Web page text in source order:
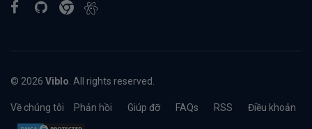
© 2026 Viblo . All rights reserved.
Về chúng tôi Phản hồi Giúp đỡ FAQs RSS Điều khoản